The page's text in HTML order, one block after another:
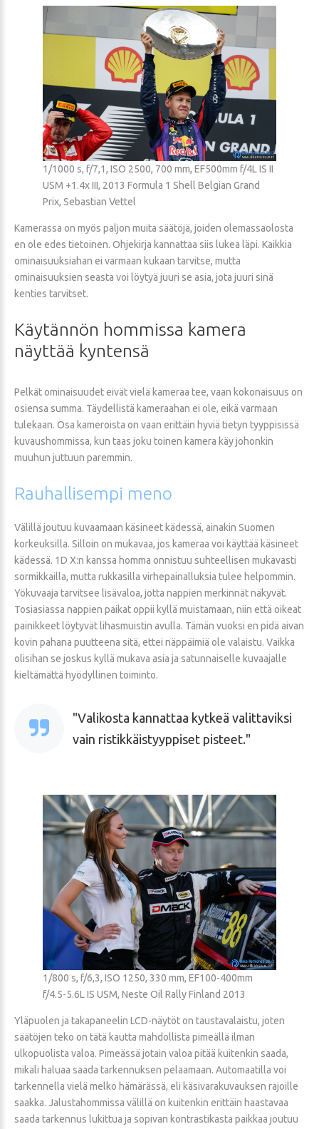
1/1000 s, f/7,1, ISO 2500, 700 mm, EF500mm f/4L IS II
USM +1.4x III, 2013 Formula 1 Shell Belgian Grand
Prix, Sebastian Vettel
Kamerassa on myös paljon muita säätöjä, joiden olemassaolosta
en ole edes tietoinen. Ohjekirja kannattaa siis lukea läpi. Kaikkia
ominaisuuksiahan ei varmaan kukaan tarvitse, mutta
ominaisuuksien seasta voi löytyä juuri se asia, jota juuri sinä
kenties tarvitset.
Käytännön hommissa kamera
näyttää kyntensä
Pelkät ominaisuudet eivät vielä kameraa tee, vaan kokonaisuus on
osiensa summa. Täydellistä kameraahan ei ole, eikä varmaan
tulekaan. Osa kameroista on vaan erittäin hyviä tietyn tyyppisissä
kuvaushommissa, kun taas joku toinen kamera käy johonkin
muuhun juttuun paremmin.
Rauhallisempi meno
Välillä joutuu kuvaamaan käsineet kädessä, ainakin Suomen
korkeuksilla. Silloin on mukavaa, jos kameraa voi käyttää käsineet
kädessä. 1D X:n kanssa homma onnistuu suhteellisen mukavasti
sormikkailla, mutta rukkasilla virhepainalluksia tulee helpommin.
Yökuvaaja tarvitsee lisävaloa, jotta nappien merkinnät näkyvät.
Tosiasiassa nappien paikat oppii kyllä muistamaan, niin että oikeat
painikkeet löytyvät lihasmuistin avulla. Tämän vuoksi en pidä aivan
kovin pahana puutteena sitä, ettei näppäimiä ole valaistu. Vaikka
olisihan se joskus kyllä mukava asia ja satunnaiselle kuvaajalle
kieltämättä hyödyllinen toiminto.
Valikosta kannattaa kytkeä valittaviksi
vain ristikkäistyyppiset pisteet.
1/800 s, f/6,3, ISO 1250, 330 mm, EF100-400mm
f/4.5-5.6L IS USM, Neste Oil Rally Finland 2013
Yläpuolen ja takapaneelin LCD-näytöt on taustavalaistu, joten
säätöjen teko on tätä kautta mahdollista pimeällä ilman
ulkopuolista valoa. Pimeässä jotain valoa pitää kuitenkin saada,
mikäli haluaa saada tarkennuksen pelaamaan. Automaatilla voi
tarkennella vielä melko hämärässä, eli käsivarakuvauksen rajoille
saakka. Jalustahommissa välillä on kuitenkin erittäin haastavaa
saada tarkennus lukittua ja sopivan kontrastikasta paikkaa joutuu